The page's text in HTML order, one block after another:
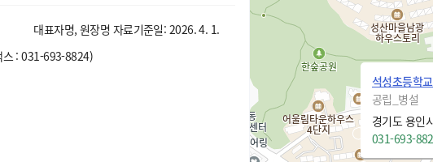
대표자명, 원장명 자료기준일: 2026. 4. 1.
스 : 031-693-8824)
석성초등학
공립_병설
경기도 용인
031-693-